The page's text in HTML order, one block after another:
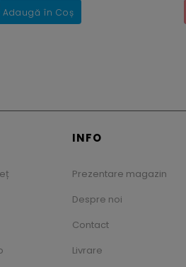
Adaugă în Coș
INFO
Prezentare magazin
Despre noi
Contact
Livrare